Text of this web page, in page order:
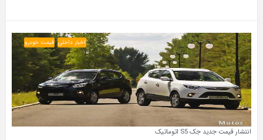
اخبار داخلی قیمت خودرو
انتشار قیمت جدید جک S5 اتوماتیک